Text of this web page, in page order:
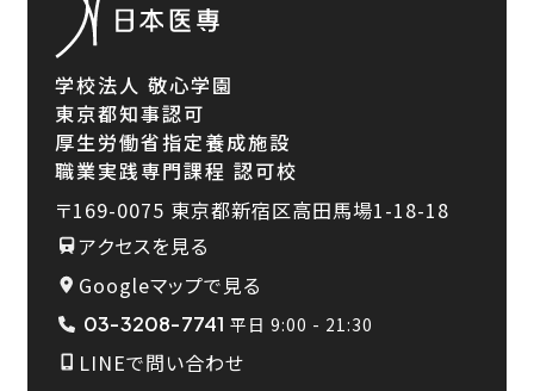
学校法人 敬心学園
東京都知事認可
厚生労働省指定養成施設
職業実践専門課程 認可校
〒169-0075 東京都新宿区高田馬場1-18-18
アクセスを見る
Googleマップで見る
03-3208-7741 平日 9:00 - 21:30
LINEで問い合わせ